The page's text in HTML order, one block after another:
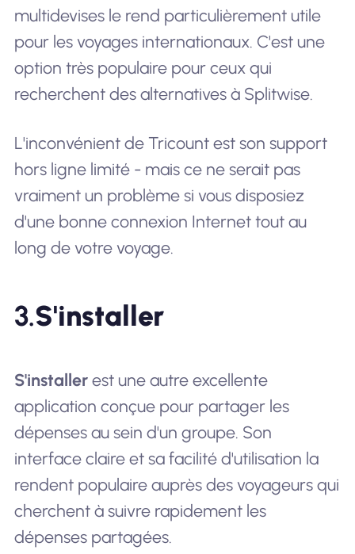
multidevises le rend particulièrement utile
pour les voyages internationaux. C'est une
option très populaire pour ceux qui
recherchent des alternatives à Splitwise.
L'inconvénient de Tricount est son support
hors ligne limité - mais ce ne serait pas
vraiment un problème si vous disposiez
d'une bonne connexion Internet tout au
long de votre voyage.
3.S'installer
S'installerest une autre excellente
application conçue pour partager les
dépenses au sein d'un groupe. Son
interface claire et sa facilité d'utilisation la
rendent populaire auprès des voyageurs qui
cherchent à suivre rapidement les
dépenses partagées.